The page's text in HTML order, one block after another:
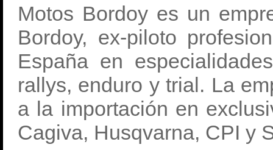
Motos Bordoy es un
Bordoy, ex-piloto
España en
rallys, enduro y trial. La
a la importación en
Cagiva, Husqvarna, CPI y